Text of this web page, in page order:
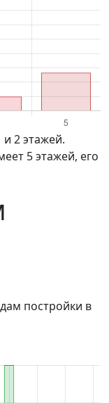
5 этажей, его
постройки в